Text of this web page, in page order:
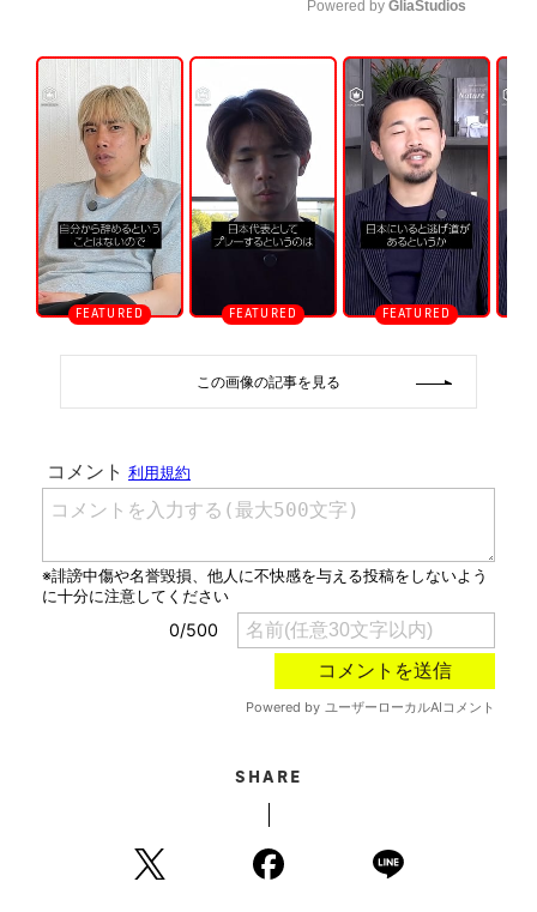
U
n
m
u
t
e
Powered by GliaStudios
この画像の記事を見る
SHARE